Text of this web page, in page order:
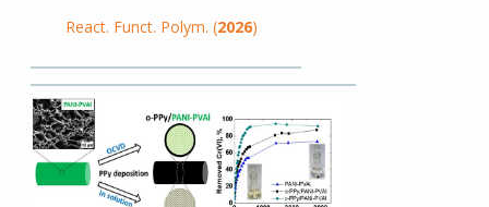
React. Funct. Polym. (2026)